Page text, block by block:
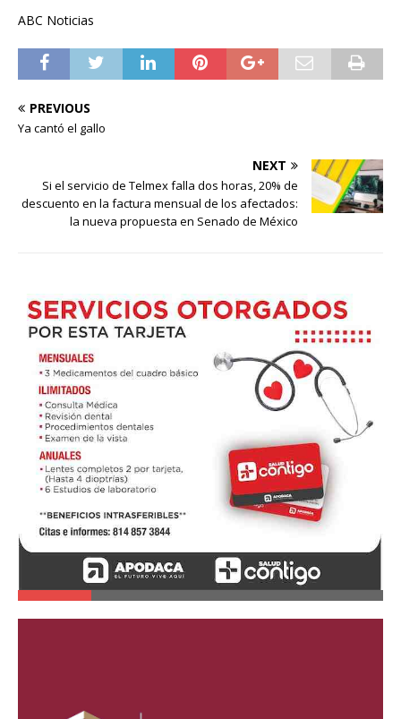
ABC Noticias
PREVIOUS
Ya cantó el gallo
NEXT
Si el servicio de Telmex falla dos horas, 20% de
descuento en la factura mensual de los afectados:
la nueva propuesta en Senado de México